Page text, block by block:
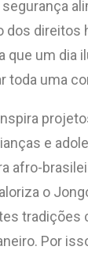
dos direitos
que um dia
toda uma
e
afro-
o
tradições
Por